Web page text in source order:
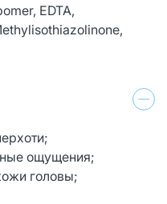
EDTA,
ощущения;
головы;